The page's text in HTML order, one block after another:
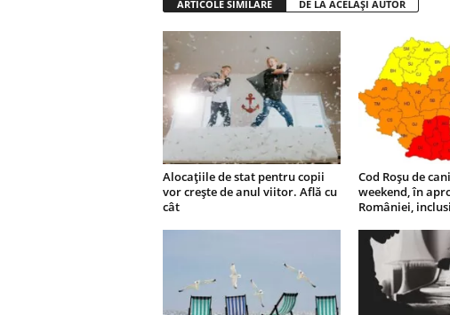
ARTICOLE SIMILARE DE LA ACELAȘI AUTOR
Alocațiile de stat pentru copii
vor crește de anul viitor. Află cu
cât
Cod Roșu de
weekend, în
României,